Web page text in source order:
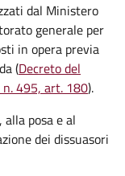
dal Ministero
generale per
in opera previa
(Decreto del
495, art. 180).
posa e al
dei dissuasori